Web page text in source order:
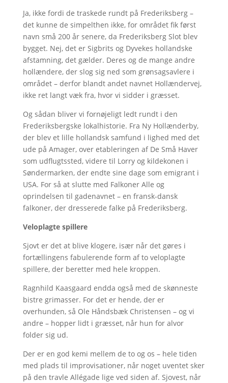
Ja, ikke fordi de traskede rundt på Frederiksberg –
det kunne de simpelthen ikke, for området fik først
navn små 200 år senere, da Frederiksberg Slot blev
bygget. Nej, det er Sigbrits og Dyvekes hollandske
afstamning, det gælder. Deres og de mange andre
hollændere, der slog sig ned som grønsagsavlere i
området – derfor blandt andet navnet Hollændervej,
ikke ret langt væk fra, hvor vi sidder i græsset.
Og sådan bliver vi fornøjeligt ledt rundt i den
Frederiksbergske lokalhistorie. Fra Ny Hollænderby,
der blev et lille hollandsk samfund i lighed med det
ude på Amager, over etableringen af De Små Haver
som udflugtssted, videre til Lorry og kildekonen i
Søndermarken, der endte sine dage som emigrant i
USA. For så at slutte med Falkoner Alle og
oprindelsen til gadenavnet – en fransk-dansk
falkoner, der dresserede falke på Frederiksberg.
Veloplagte spillere
Sjovt er det at blive klogere, især når det gøres i
fortællingens fabulerende form af to veloplagte
spillere, der beretter med hele kroppen.
Ragnhild Kaasgaard endda også med de skønneste
bistre grimasser. For det er hende, der er
overhunden, så Ole Håndsbæk Christensen – og vi
andre – hopper lidt i græsset, når hun for alvor
folder sig ud.
Der er en god kemi mellem de to og os – hele tiden
med plads til improvisationer, når noget uventet sker
på den travle Allégade lige ved siden af. Sjovest, når